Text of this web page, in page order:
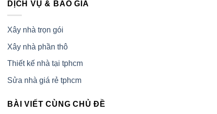
DỊCH VỤ & BÁO GIÁ
Xây nhà trọn gói
Xây nhà phần thô
Thiết kế nhà tại tphcm
Sửa nhà giá rẻ tphcm
BÀI VIẾT CÙNG CHỦ ĐỀ